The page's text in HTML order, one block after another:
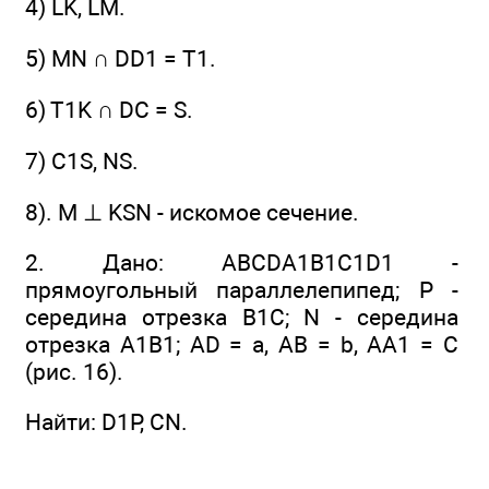
4) LK, LM.
5) MN ∩ DD1 = Т1.
6) T1K ∩ DC = S.
7) C1S, NS.
8). M ⊥ KSN - искомое сечение.
2. Дано: ABCDA1B1C1D1 -
прямоугольный параллелепипед; Р -
середина отрезка В1С; N - середина
отрезка A1B1; AD = а, АВ = b, АА1 = С
(рис. 16).
Найти: D1P, CN.